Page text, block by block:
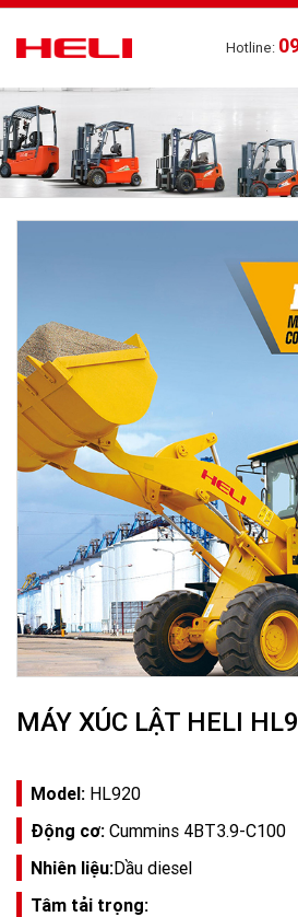
Hotline:
MÁY XÚC LẬT HELI
Model: HL920
Động cơ: Cummins 4BT3.9-C100
Nhiên liệu:Dầu diesel
Tâm tải trọng: